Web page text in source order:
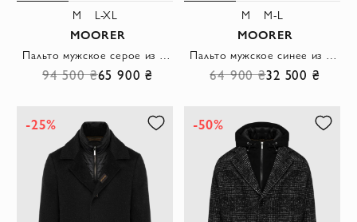
M L-XL
MOORER
Пальто мужское серое из полиэстера
94 500 ₴65 900 ₴
M M-L
MOORER
Пальто мужское синее из полиэстера и полиуретана.
64 900 ₴32 500 ₴
-25% -50%